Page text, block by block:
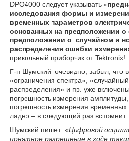
DPO4000 следует указывать «
исследования формы и
временных параметров
основанных на предположении о
предположении о случайном и
распределения ошибки
прикольный приборчик от Tektronix!
Г-н Шумский, очевидно, забыл, что
«ограничения спектра»,
распределения» и пр. уже
погрешность измерения
погрешность измерения
ладно – в следующий раз вспомнит.
Шумский пишет: «Цифровой
понятное разрешение в ходе